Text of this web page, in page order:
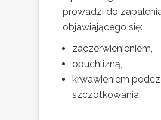
prowadzi do
objawiającego się:
zaczerwienieniem,
opuchlizną,
krwawieniem
szczotkowania.